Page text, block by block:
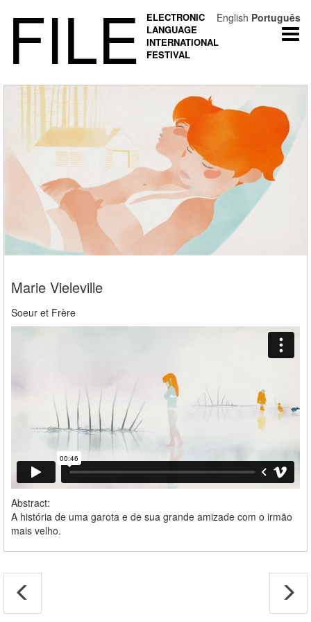
FILE
ELECTRONIC
LANGUAGE
INTERNATIONAL
FESTIVAL
Marie Vieleville
Soeur et Frère
Abstract:
A história de uma garota e de sua grande amizade com o irmão
mais velho.
English Português